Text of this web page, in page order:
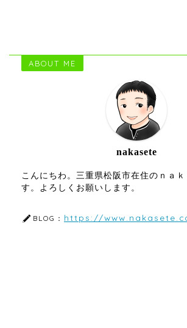
ABOUT ME
nakasete
こんにちわ。三重県松阪市在住のｎａ
す。よろしくお願いします。
BLOG： https://